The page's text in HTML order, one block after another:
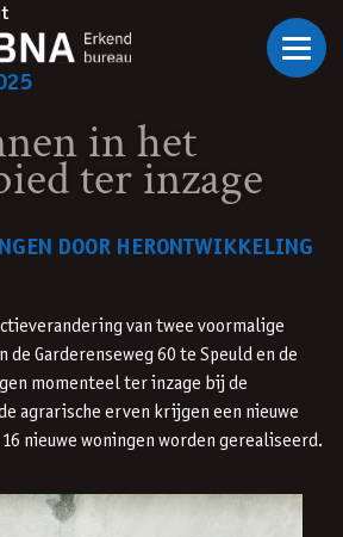
in het
ter inzage
DOOR HERONTWIKKELING
van twee voormalige
de Garderenseweg 60 te Speuld en de
momenteel ter inzage bij de
agrarische erven krijgen een nieuwe
nieuwe woningen worden gerealiseerd.